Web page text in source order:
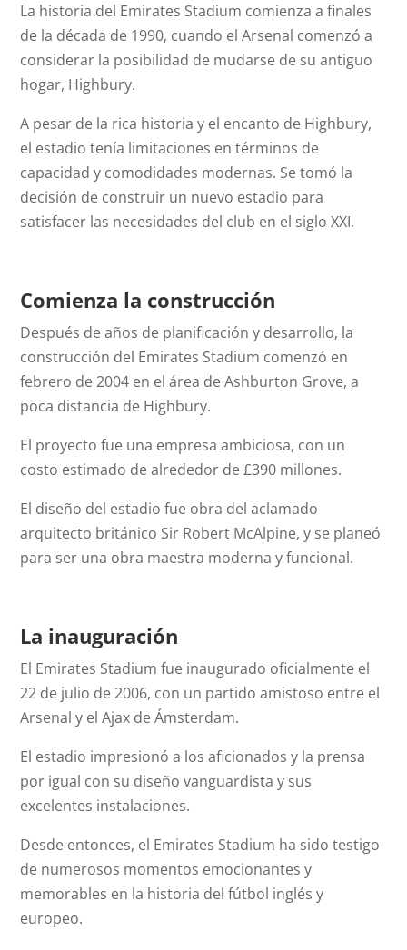
La historia del Emirates Stadium comienza a finales
de la década de 1990, cuando el Arsenal comenzó a
considerar la posibilidad de mudarse de su antiguo
hogar, Highbury.
A pesar de la rica historia y el encanto de Highbury,
el estadio tenía limitaciones en términos de
capacidad y comodidades modernas. Se tomó la
decisión de construir un nuevo estadio para
satisfacer las necesidades del club en el siglo XXI.
Comienza la construcción
Después de años de planificación y desarrollo, la
construcción del Emirates Stadium comenzó en
febrero de 2004 en el área de Ashburton Grove, a
poca distancia de Highbury.
El proyecto fue una empresa ambiciosa, con un
costo estimado de alrededor de £390 millones.
El diseño del estadio fue obra del aclamado
arquitecto británico Sir Robert McAlpine, y se planeó
para ser una obra maestra moderna y funcional.
La inauguración
El Emirates Stadium fue inaugurado oficialmente el
22 de julio de 2006, con un partido amistoso entre el
Arsenal y el Ajax de Ámsterdam.
El estadio impresionó a los aficionados y la prensa
por igual con su diseño vanguardista y sus
excelentes instalaciones.
Desde entonces, el Emirates Stadium ha sido testigo
de numerosos momentos emocionantes y
memorables en la historia del fútbol inglés y
europeo.